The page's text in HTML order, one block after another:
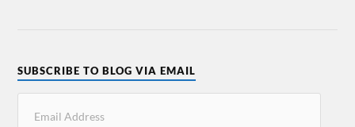
SUBSCRIBE TO BLOG VIA EMAIL